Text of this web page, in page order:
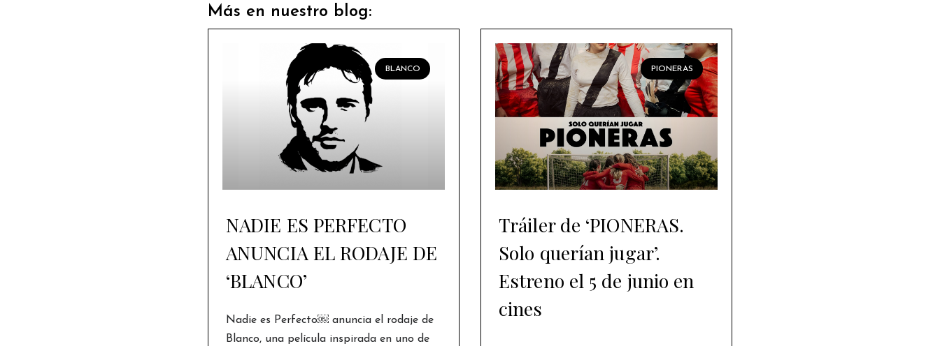
Más en nuestro blog:
BLANCO
NADIE ES PERFECTO
ANUNCIA EL RODAJE DE
‘BLANCO’
Nadie es Perfecto￼ anuncia el rodaje de
Blanco, una película inspirada en uno de
PIONERAS
Tráiler de ‘PIONERAS.
Solo querían jugar’.
Estreno el 5 de junio en
cines